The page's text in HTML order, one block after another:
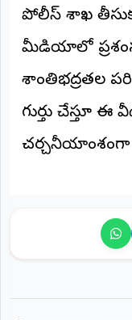
NEWS
క్షణం
పక్షం
పోలీస్ శాఖ
మీడియాలో
శాంతిభద్రతల
గుర్తు చేస్తూ ఈ